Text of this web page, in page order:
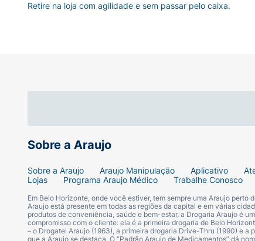
Sobre a Araujo
Sobre a Araujo Araujo Manipulação Aplicativo
Lojas
Programa Araujo Médico Trabalhe Conosco
Em Belo Horizonte, onde você estiver, tem sempre uma Araujo
Araujo está presente em todas as regiões da capital e em várias
produtos de conveniência, saúde e bem-estar, a Drogaria Araujo é
compromisso com o cliente: ela é a primeira drogaria de Belo
– o Drogatel Araujo (1963), a primeira drogaria Drive-Thru (1990) e
que a Araujo se destaca. O “Padrão Araujo de Medicamentos” dá
Retire na loja com agilidade e sem passar pelo caixa.